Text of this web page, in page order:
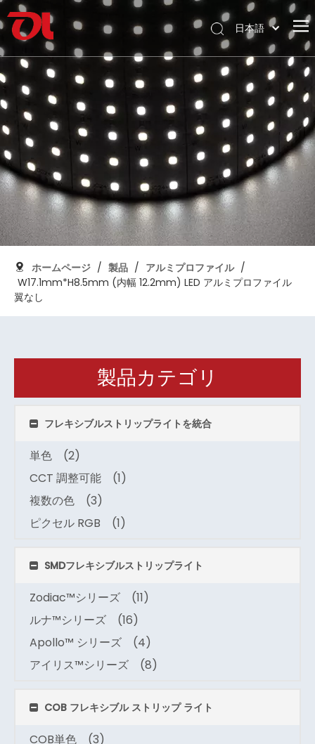
ホームページ
私たちに関しては
製品
応用
サポート
ダウンロード
ブログ
コンタクト
日本語
العربية
Français
Pусский
Español
Português
Deutsch
Italiano
한국어
Nederlands
ホームページ / 製品 / アルミプロファイル /
W17.1mm*H8.5mm (内幅 12.2mm) LED アルミプロファイル
翼なし
製品カテゴリ
フレキシブルストリップライトを統合
単色
(2)
CCT 調整可能
(1)
複数の色
(3)
ピクセル RGB
(1)
SMDフレキシブルストリップライト
Zodiac™シリーズ
(11)
ルナ™シリーズ
(16)
Apollo™ シリーズ
(4)
アイリス™シリーズ
(8)
COB フレキシブル ストリップ ライト
COB単色
(3)